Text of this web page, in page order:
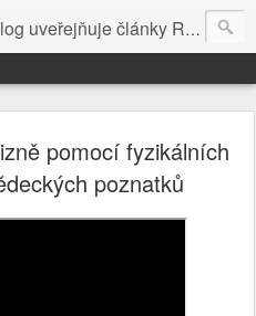
Hedvíčka v češtině (pokud budu mit naladu) - s editacni pomoci Ludvika Dedika.
pomocí fyzikálních
poznatků